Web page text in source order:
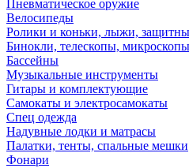
Пневматическое оружие
Велосипеды
Ролики и коньки, лыжи,
Бинокли, телескопы, микроскопы
Бассейны
Музыкальные инструменты
Гитары и комплектующие
Самокаты и электросамокаты
Спец одежда
Надувные лодки и матрасы
Палатки, тенты, спальные мешки
Фонари